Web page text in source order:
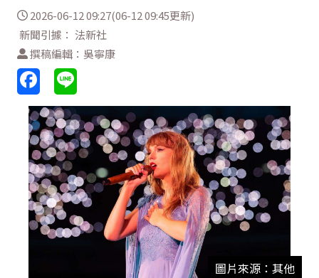
2026-06-12 09:27(06-12 09:45更新)
新聞引據： 法新社
撰稿編輯：吳寧康
圖片來源：其他